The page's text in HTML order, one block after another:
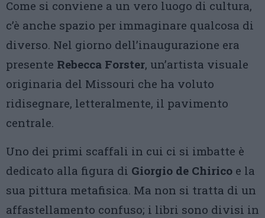
Come si conviene a un vero luogo di cultura,
c’è anche spazio per immaginare qualcosa di
diverso. Nel giorno dell’inaugurazione era
presente Rebecca Forster, un’artista visuale
originaria del Missouri che ha voluto
ridisegnare, letteralmente, il pavimento
centrale.
Uno dei primi scaffali in cui ci si imbatte è
dedicato alla figura di Giorgio de Chirico e la
sua pittura metafisica. Ma non si tratta di un
affastellamento confuso; i libri sono divisi in